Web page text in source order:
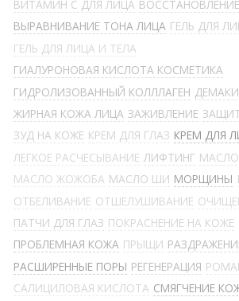
ВИТАМИН С ДЛЯ ЛИЦА
ВЫРАВНИВАНИЕ ТОНА ЛИЦА ГЕЛЬ ДЛЯ
ГЕЛЬ ДЛЯ ЛИЦА И ТЕЛА
ГИАЛУРОНОВАЯ КИСЛОТА КОСМЕТИКА
ГИДРОЛИЗОВАННЫЙ КОЛЛЛАГЕН
ЖИРНАЯ КОЖА ЛИЦА ЗАЖИВЛЕНИЕ
ЗУД НА КОЖЕ КРЕМ ДЛЯ ГЛАЗ КРЕМ ДЛЯ
ЛЕГКОЕ РАСЧЕСЫВАНИЕ ЛИФТИНГ
МАСЛО ЖОЖОБА МАСЛО ШИ МОРЩИНЫ
ОТБЕЛИВАНИЕ ОТШЕЛУШИВАНИЕ
ПАТЧИ ДЛЯ ГЛАЗ ПОКРАСНЕНИЕ НА КОЖЕ
ПРОБЛЕМНАЯ КОЖА ПРЫЩИ
РАСШИРЕННЫЕ ПОРЫ РЕГЕНЕРАЦИЯ
САЛИЦИЛОВАЯ КИСЛОТА СМЯГЧЕНИЕ